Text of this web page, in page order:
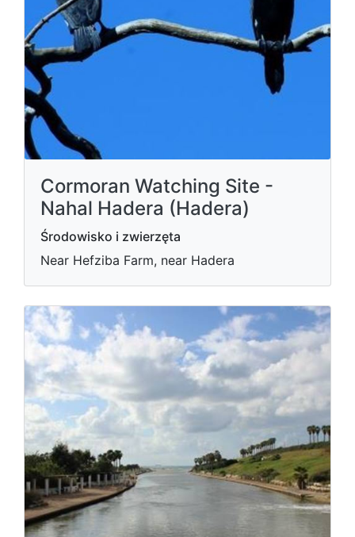
Cormoran Watching Site -
Nahal Hadera (Hadera)
Środowisko i zwierzęta
Near Hefziba Farm, near Hadera